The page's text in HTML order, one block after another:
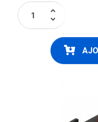
keyboard_arrow_up
keyboard_arrow_down